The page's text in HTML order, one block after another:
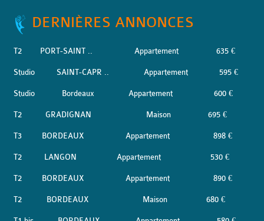
DERNIÈRES ANNONCES
T2 PORT-SAINT .. Appartement 635 €
Studio SAINT-CAPR .. Appartement 595 €
Studio Bordeaux Appartement 600 €
T2 GRADIGNAN Maison 695 €
T3 BORDEAUX Appartement 898 €
T2 LANGON Appartement 530 €
T2 BORDEAUX Appartement 890 €
T2 BORDEAUX Maison 680 €